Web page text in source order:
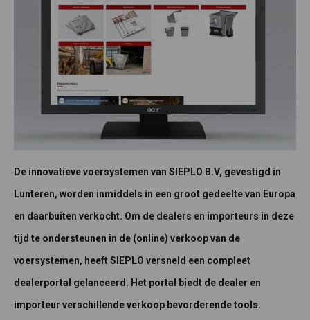
De innovatieve voersystemen van SIEPLO B.V, gevestigd in
Lunteren, worden inmiddels in een groot gedeelte van Europa
en daarbuiten verkocht. Om de dealers en importeurs in deze
tijd te ondersteunen in de (online) verkoop van de
voersystemen, heeft SIEPLO versneld een compleet
dealerportal gelanceerd. Het portal biedt de dealer en
importeur verschillende verkoop bevorderende tools.